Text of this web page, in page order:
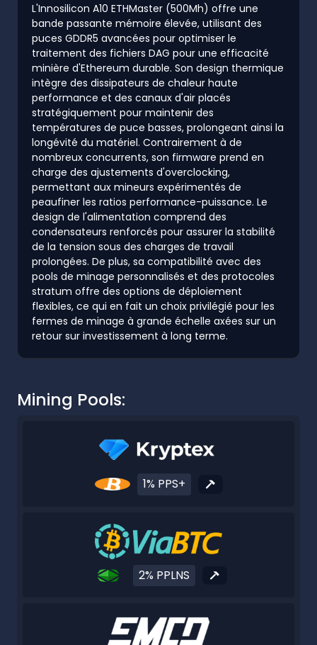
L'Innosilicon A10 ETHMaster (500Mh) offre une
bande passante mémoire élevée, utilisant des
puces GDDR5 avancées pour optimiser le
traitement des fichiers DAG pour une efficacité
minière d'Ethereum durable. Son design thermique
intègre des dissipateurs de chaleur haute
performance et des canaux d'air placés
stratégiquement pour maintenir des
températures de puce basses, prolongeant ainsi la
longévité du matériel. Contrairement à de
nombreux concurrents, son firmware prend en
charge des ajustements d'overclocking,
permettant aux mineurs expérimentés de
peaufiner les ratios performance-puissance. Le
design de l'alimentation comprend des
condensateurs renforcés pour assurer la stabilité
de la tension sous des charges de travail
prolongées. De plus, sa compatibilité avec des
pools de minage personnalisés et des protocoles
stratum offre des options de déploiement
flexibles, ce qui en fait un choix privilégié pour les
fermes de minage à grande échelle axées sur un
retour sur investissement à long terme.
Mining Pools:
1% PPS+
2% PPLNS